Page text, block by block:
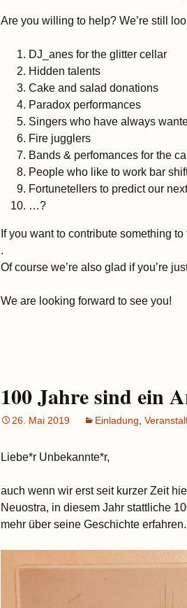
Are you willing to help? We’re still
DJ_anes for the glitter cellar
Hidden talents
Cake and salad donations
Paradox performances
Singers who have always
Fire jugglers
Bands & perfomances for the
People who like to work bar
Fortunetellers to predict our
…?
If you want to contribute something
.
Of course we’re also glad if you’re
We are looking forward to see you!
100 Jahre sind ein
26. Mai 2019 Einladung
Liebe*r Unbekannte*r,
auch wenn wir erst seit kurzer Zeit
Neuostra, in diesem Jahr stattliche
mehr über seine Geschichte erfahren.